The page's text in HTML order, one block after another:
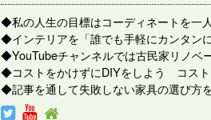
◆私の人生の目標はコーディネートを一
◆インテリアを「誰でも手軽にカンタン
◆YouTubeチャンネルでは古民家リノベ
◆コストをかけずにDIYをしよう コスト
◆記事を通して失敗しない家具の選び方